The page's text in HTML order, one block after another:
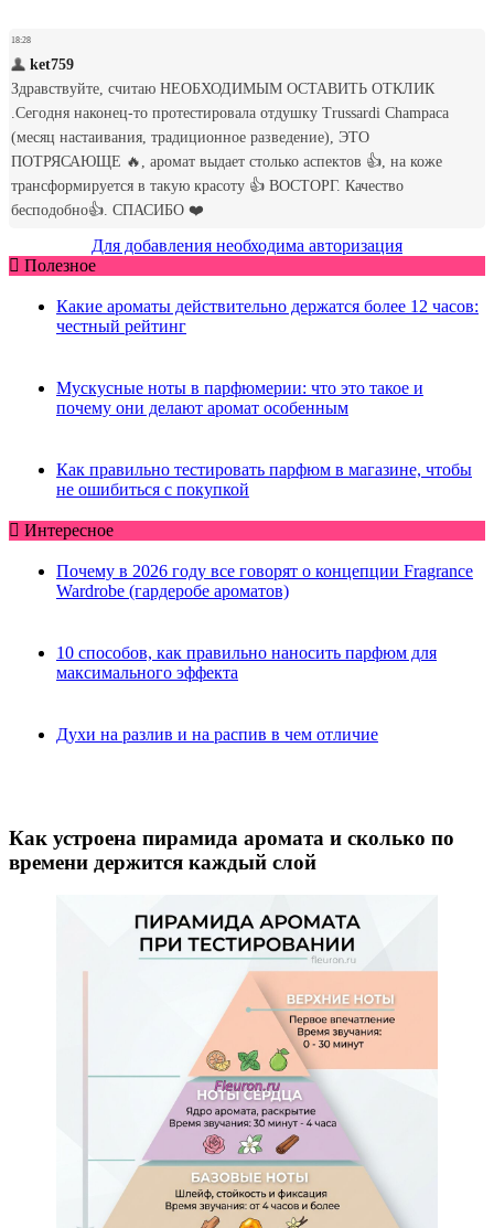
Для добавления необходима авторизация
Полезное
Какие ароматы действительно держатся более 12 часов:
честный рейтинг
Мускусные ноты в парфюмерии: что это такое и
почему они делают аромат особенным
Как правильно тестировать парфюм в магазине, чтобы
не ошибиться с покупкой
Интересное
Почему в 2026 году все говорят о концепции Fragrance
Wardrobe (гардеробе ароматов)
10 способов, как правильно наносить парфюм для
максимального эффекта
Духи на разлив и на распив в чем отличие
Как устроена пирамида аромата и сколько по
времени держится каждый слой